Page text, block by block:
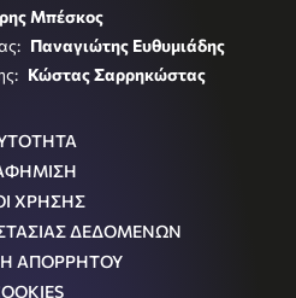
Μπέσκος
Παναγιώτης Ευθυμιάδης
Κώστας Σαρρηκώστας
ΧΡΗΣΗΣ
ΔΕΔΟΜΕΝΩΝ
ΑΠΟΡΡΗΤΟΥ